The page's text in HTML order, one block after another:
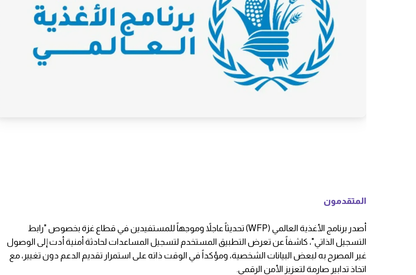
المتقدمون
​أصدر برنامج الأغذية العالمي (WFP) تحديثاً عاجلاً وموجهاً للمستفيدين في قطاع غزة بخصوص "رابط
التسجيل الذاتي"، كاشفاً عن تعرض التطبيق المستخدم لتسجيل المساعدات لحادثة أمنية أدت إلى الوصول
غير المصرح به لبعض البيانات الشخصية، ومؤكداً في الوقت ذاته على استمرار تقديم الدعم دون تغيير، مع
اتخاذ تدابير صارمة لتعزيز الأمن الرقمي.